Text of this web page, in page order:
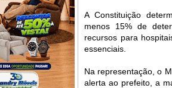
A Constituição
menos 15% de
recursos para
essenciais.
Na representação, o
alerta ao prefeito, a